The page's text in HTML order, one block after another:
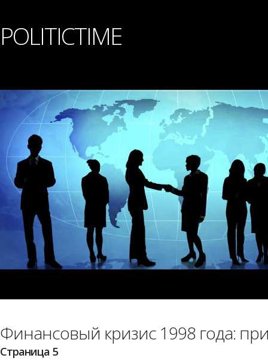
POLITICTIME
Финансовый кризис 1998 года:
Страница 5